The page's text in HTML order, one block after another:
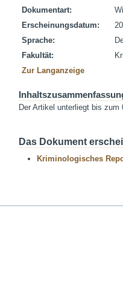
Dokumentart:
Erscheinungsdatum:
Sprache:
Fakultät:
Zur Langanzeige
Der Artikel unterliegt bis
Das Dokument
Kriminologisches